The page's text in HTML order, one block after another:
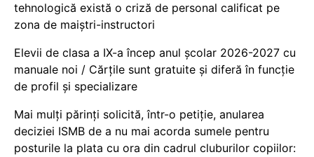
tehnologică există o criză de personal calificat pe
zona de maiștri-instructori
Elevii de clasa a IX-a încep anul școlar 2026-2027 cu
manuale noi / Cărțile sunt gratuite și diferă în funcție
de profil și specializare
Mai mulți părinți solicită, într-o petiție, anularea
deciziei ISMB de a nu mai acorda sumele pentru
posturile la plata cu ora din cadrul cluburilor copiilor: